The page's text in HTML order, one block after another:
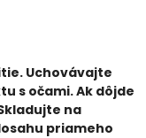
Uchovávajte
s očami. Ak dôjde
na
priameho